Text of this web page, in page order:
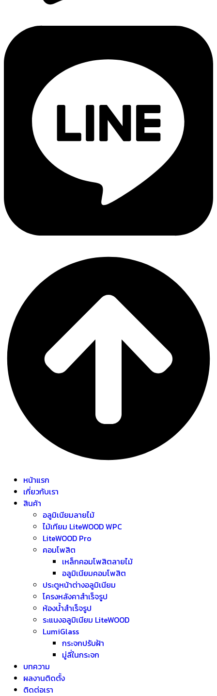
หน้าแรก
เกี่ยวกับเรา
สินค้า
อลูมิเนียมลายไม้
ไม้เทียม LiteWOOD WPC
LiteWOOD Pro
คอมโพสิต
เหล็กคอมโพสิตลายไม้
อลูมิเนียมคอมโพสิต
ประตูหน้าต่างอลูมิเนียม
โครงหลังคาสำเร็จรูป
ห้องน้ำสำเร็จรูป
ระแนงอลูมิเนียม LiteWOOD
LumiGlass
กระจกปรับฝ้า
มู่ลี่ในกระจก
บทความ
ผลงานติดตั้ง
ติดต่อเรา